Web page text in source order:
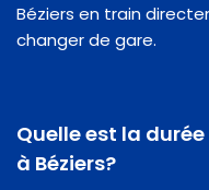
Béziers en train
changer de gare.
Quelle est la
à Béziers?